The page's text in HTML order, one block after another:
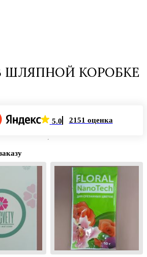
ШЛЯПНОЙ КОРОБКЕ
5.0 2151 оценка